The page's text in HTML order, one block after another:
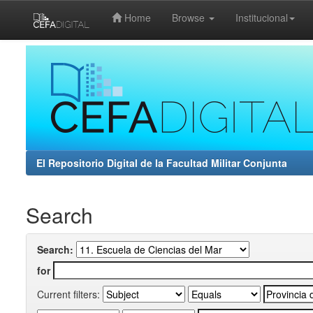
Home Browse Institucional
El Repositorio Digital de la Facultad Militar Conjunta
Search
Search:
for
Current filters: